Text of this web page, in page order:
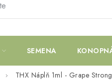
SEMENA
THX Náplň 1ml - Grape Strong